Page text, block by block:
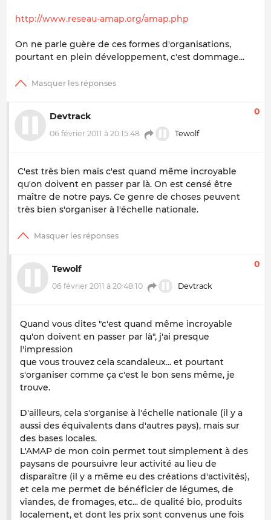
http://www.reseau-amap.org/amap.php
On ne parle guère de ces formes d'organisations,
pourtant en plein développement, c'est dommage...
Devtrack
06 février 2011 à 20:15:48 Tewolf
0
C'est très bien mais c'est quand même incroyable
qu'on doivent en passer par là. On est censé être
maître de notre pays. Ce genre de choses peuvent
très bien s'organiser à l'échelle nationale.
Tewolf
06 février 2011 à 20:48:10 Devtrack
0
Quand vous dites "c'est quand même incroyable
qu'on doivent en passer par là", j'ai presque
l'impression
que vous trouvez cela scandaleux... et pourtant
s'organiser comme ça c'est le bon sens même, je
trouve.
D'ailleurs, cela s'organise à l'échelle nationale (il y a
aussi des équivalents dans d'autres pays), mais sur
des bases locales.
L'AMAP de mon coin permet tout simplement à des
paysans de poursuivre leur activité au lieu de
disparaître (il y a même eu des créations d'activités),
et cela me permet de bénéficier de légumes, de
viandes, de fromages, etc... de qualité bio, produits
localement, et dont les prix sont convenus une fois